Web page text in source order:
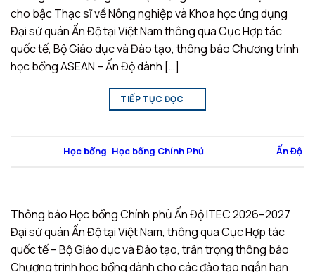
cho bậc Thạc sĩ về Nông nghiệp và Khoa học ứng dụng
Đại sứ quán Ấn Độ tại Việt Nam thông qua Cục Hợp tác
quốc tế, Bộ Giáo dục và Đào tạo, thông báo Chương trình
học bổng ASEAN – Ấn Độ dành […]
TIẾP TỤC ĐỌC
Học bổng Học bổng Chính Phủ Ấn Độ
Thông báo Học bổng Chính phủ Ấn Độ ITEC 2026–2027
Đại sứ quán Ấn Độ tại Việt Nam, thông qua Cục Hợp tác
quốc tế – Bộ Giáo dục và Đào tạo, trân trọng thông báo
Chương trình học bổng dành cho các đào tạo ngắn hạn